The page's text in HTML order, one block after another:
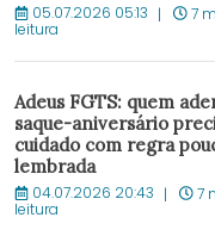
05.07.2026 05:13 7
leitura
Adeus FGTS: quem
saque-aniversário
cuidado com regra
lembrada
04.07.2026 20:43 7
leitura